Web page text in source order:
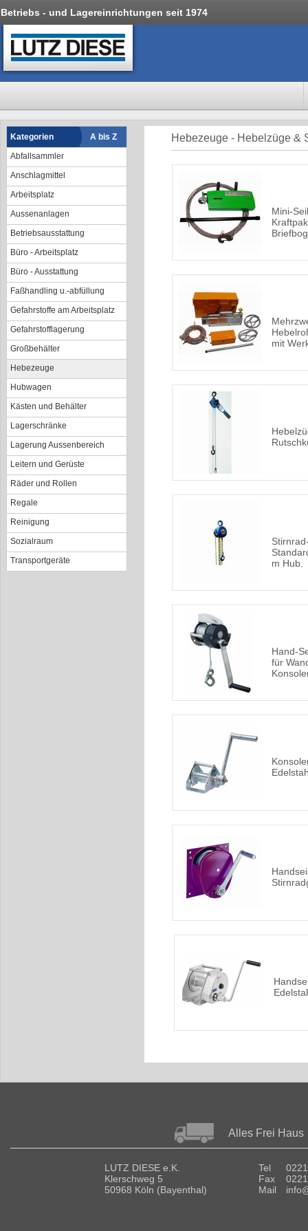
Betriebs - und Lagereinrichtungen seit 1974
Kategorien
A bis Z
Abfallsammler
Anschlagmittel
Arbeitsplatz
Aussenanlagen
Betriebsausstattung
Büro - Arbeitsplatz
Büro - Ausstattung
Faßhandling u.-abfüllung
Gefahrstoffe am Arbeitsplatz
Gefahrstofflagerung
Großbehälter
Hebezeuge
Hubwagen
Kästen und Behälter
Lagerschränke
Lagerung Aussenbereich
Leitern und Gerüste
Räder und Rollen
Regale
Reinigung
Sozialraum
Transportgeräte
Hebezeuge - Hebelzüge &
Mini-
mit
m Hub.
Hand-
für
Alles Frei Haus
LUTZ DIESE e.K.
Klerschweg 5
50968 Köln (Bayenthal)
Tel
Fax
Mail